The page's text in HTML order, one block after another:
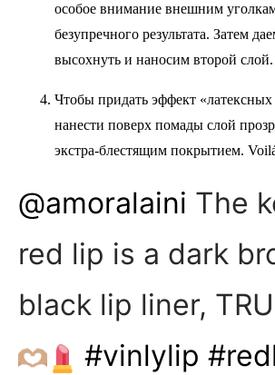
особое внимание внешним
безупречного результата. Затем
высохнуть и наносим второй слой.
Чтобы придать эффект
нанести поверх помады слой
экстра-блестящим покрытием.
@amoralaini The
red lip is a dark
black lip liner,
#vinlylip